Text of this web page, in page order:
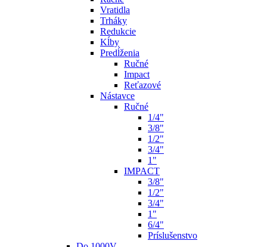
Vratidla
Trháky
Redukcie
Kĺby
Predĺženia
Ručné
Impact
Reťazové
Nástavce
Ručné
1/4"
3/8"
1/2"
3/4"
1"
IMPACT
3/8"
1/2"
3/4"
1"
6/4"
Príslušenstvo